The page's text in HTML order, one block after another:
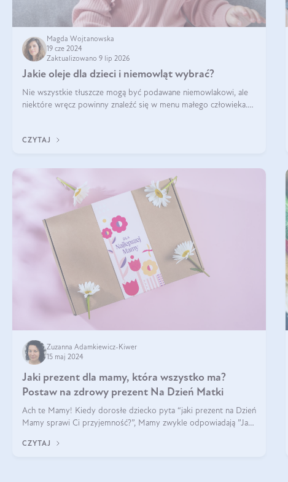
Magda Wojtanowska
19 cze 2024
Zaktualizowano 9 lip 2026
Jakie oleje dla dzieci i niemowląt wybrać?
Nie wszystkie tłuszcze mogą być podawane niemowlakowi, ale
niektóre wręcz powinny znaleźć się w menu małego człowieka.
CZYTAJ
Zuzanna Adamkiewicz-Kiwer
15 maj 2024
Jaki prezent dla mamy, która wszystko ma?
Postaw na zdrowy prezent Na Dzień Matki
Ach te Mamy! Kiedy dorosłe dziecko pyta “jaki prezent na Dzień
Mamy sprawi Ci przyjemność?”, Mamy zwykle odpowiadają ”Ja
prezent na Dzień Ma
CZYTAJ